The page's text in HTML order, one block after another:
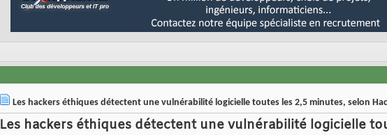
Les hackers éthiques détectent une vulnérabilité logicielle toutes les 2,5 minutes, selon
Les hackers éthiques détectent une vulnérabilité logicielle